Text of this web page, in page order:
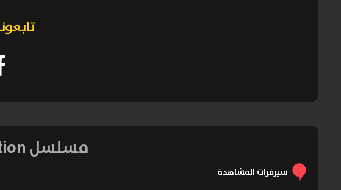
مسلسل Conviction الموسم الأول – الحلقة 1
سيرفرات المشاهدة